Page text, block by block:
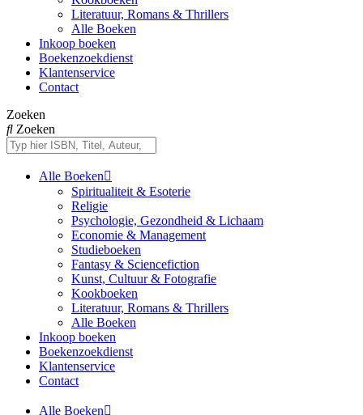
Literatuur, Romans & Thrillers
Alle Boeken
Inkoop boeken
Boekenzoekdienst
Klantenservice
Contact
Zoeken
Zoeken
Alle Boeken
Spiritualiteit & Esoterie
Religie
Psychologie, Gezondheid & Lichaam
Economie & Management
Studieboeken
Fantasy & Sciencefiction
Kunst, Cultuur & Fotografie
Kookboeken
Literatuur, Romans & Thrillers
Alle Boeken
Inkoop boeken
Boekenzoekdienst
Klantenservice
Contact
Alle Boeken